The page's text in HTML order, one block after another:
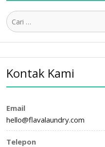
Kontak Kami
Email
hello@flavalaundry.com
Telepon